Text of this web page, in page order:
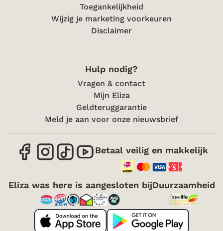
Toegankelijkheid
Wijzig je marketing voorkeuren
Disclaimer
Hulp nodig?
Vragen & contact
Mijn Eliza
Geldteruggarantie
Meld je aan voor onze nieuwsbrief
Betaal veilig en makkelijk
Eliza was here is aangesloten bijDuurzaamheid